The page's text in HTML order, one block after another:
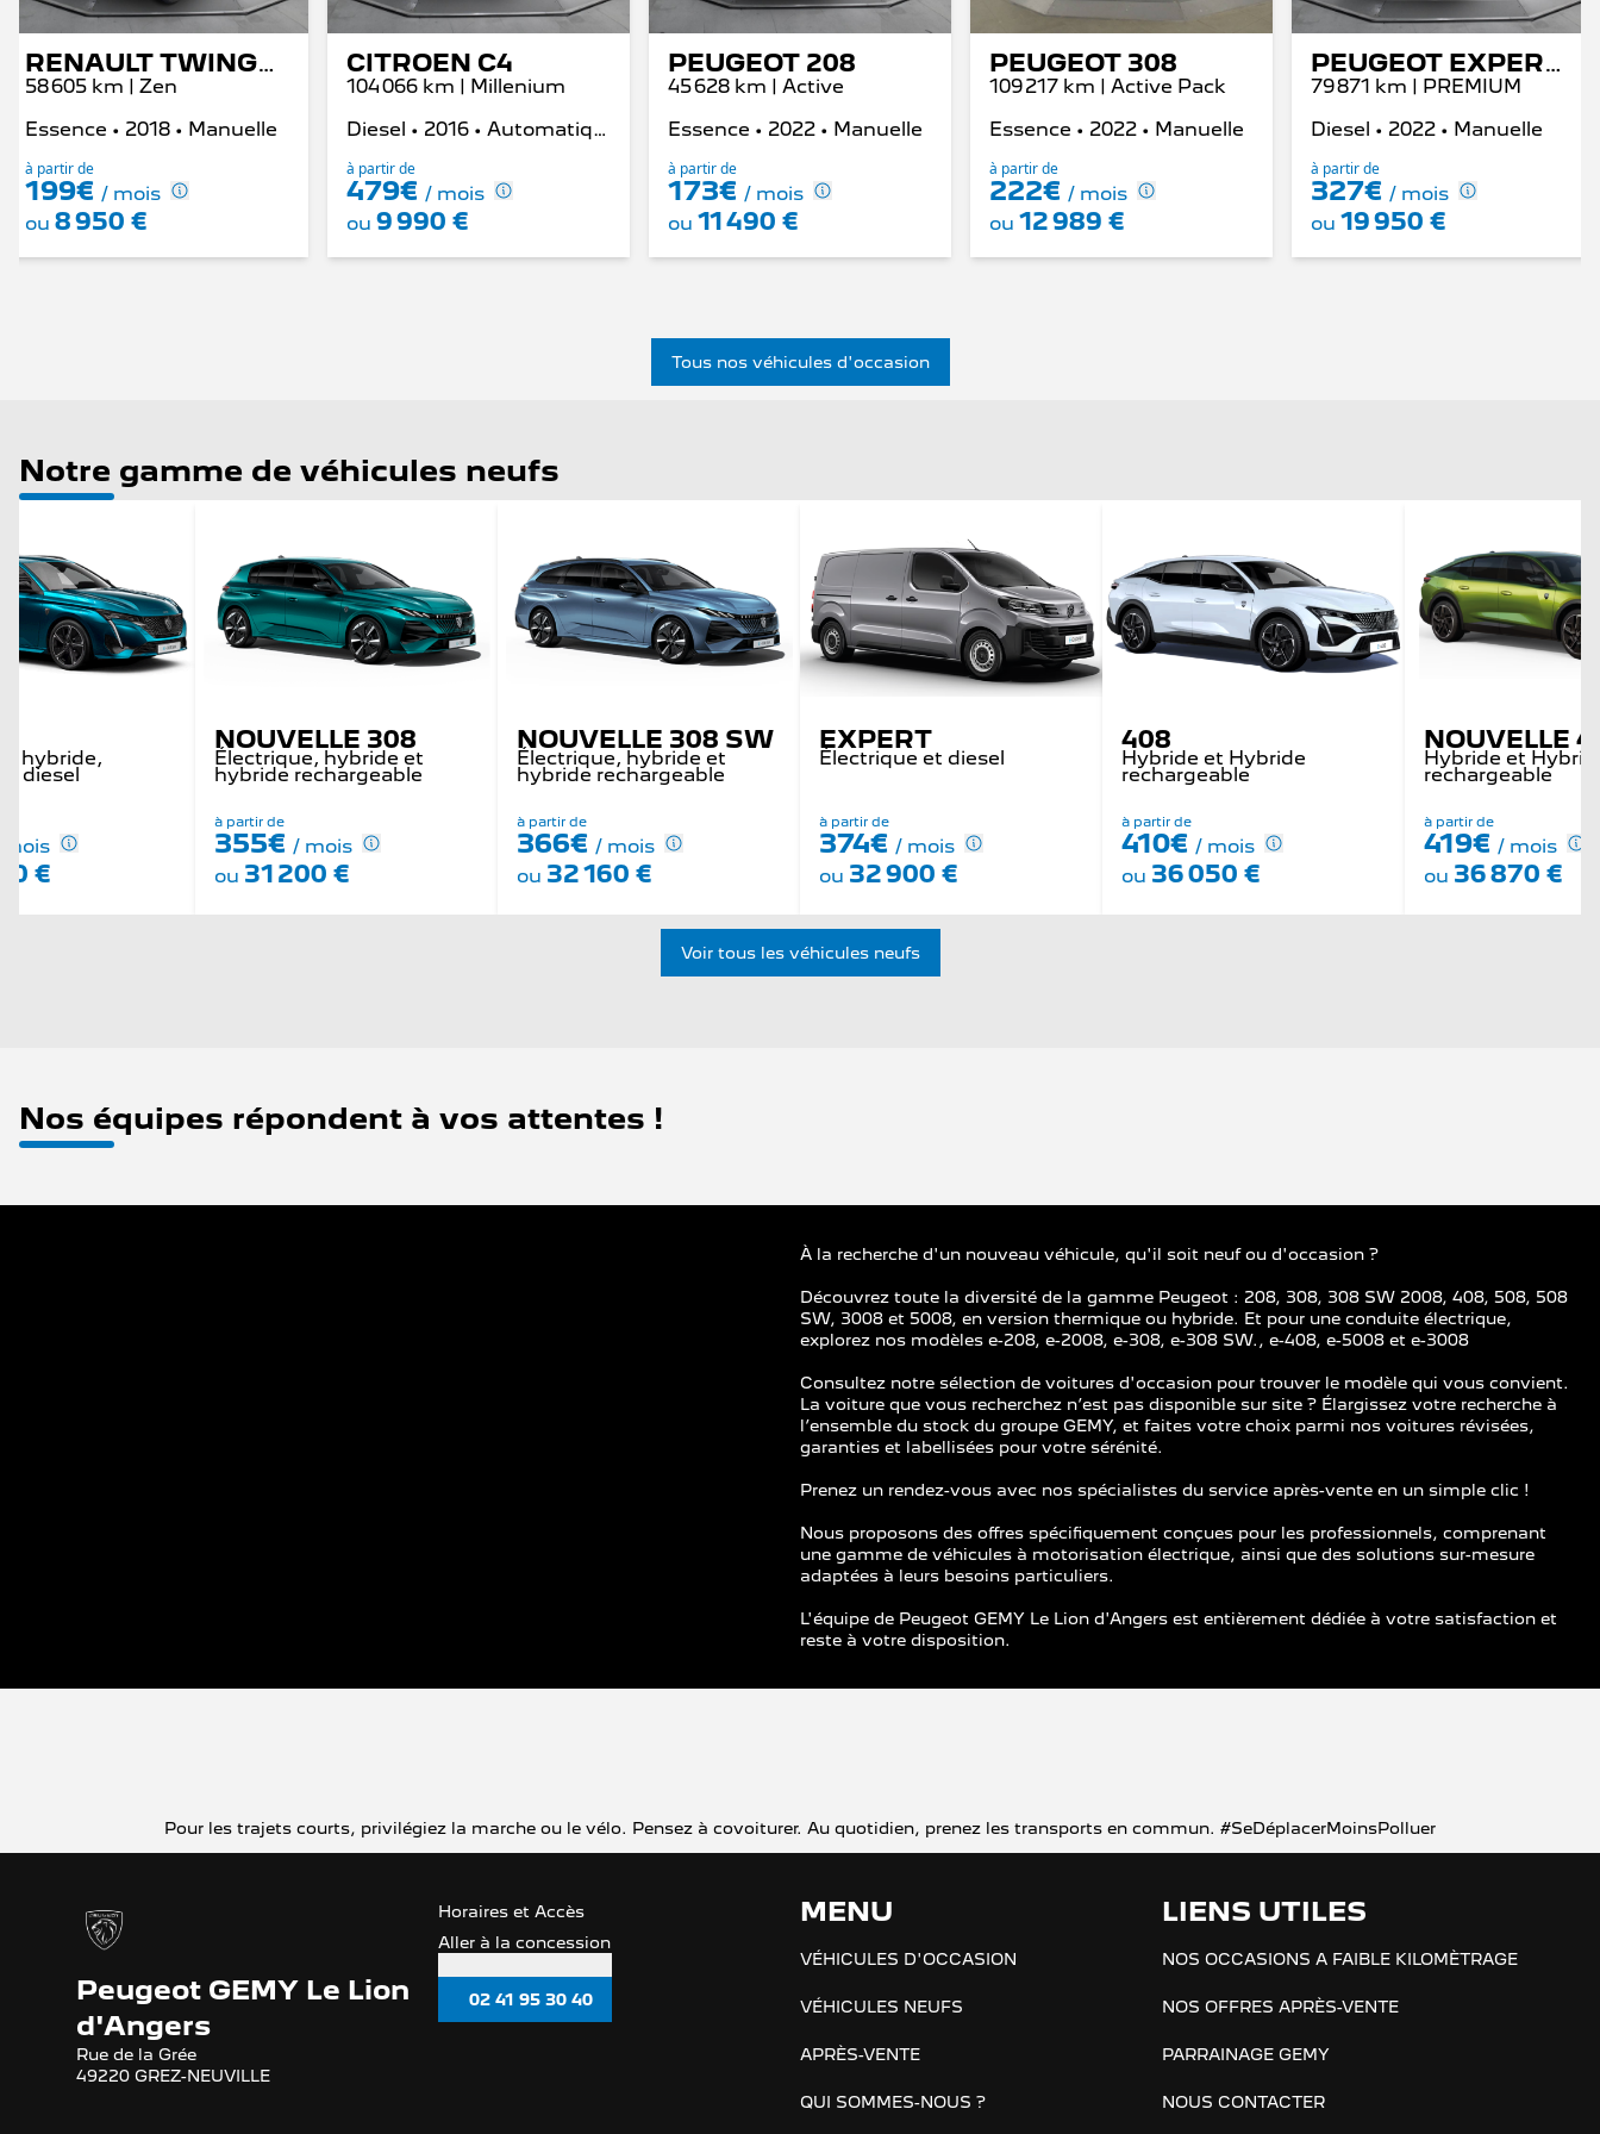
RENAULT TWINGO III
58 605 km | Zen
Essence • 2018 • Manuelle
à partir de
199€ / mois
ou 8 950 €
CITROEN C4
104 066 km | Millenium
Diesel • 2016 • Automatique
à partir de
479€ / mois
ou 9 990 €
PEUGEOT 208
45 628 km | Active
Essence • 2022 • Manuelle
à partir de
173€ / mois
ou 11 490 €
PEUGEOT 308
109 217 km | Active Pack
Essence • 2022 • Manuelle
à partir de
222€ / mois
ou 12 989 €
PEUGEOT EXPERT FOURGON
79 871 km | PREMIUM
Diesel • 2022 • Manuelle
à partir de
327€ / mois
ou 19 950 €
Tous nos véhicules d'occasion
Notre gamme de véhicules neufs
hybride,
diesel
€
NOUVELLE 308
Électrique, hybride et
hybride rechargeable
à partir de
355€ / mois
ou 31 200 €
NOUVELLE 308 SW
Électrique, hybride et
hybride rechargeable
à partir de
366€ / mois
ou 32 160 €
EXPERT
Électrique et diesel
à partir de
374€ / mois
ou 32 900 €
408
Hybride et Hybride
rechargeable
à partir de
410€ / mois
ou 36 050 €
NOUVELLE
Hybride et
rechargeable
à partir de
419€ / mois
ou 36 870 €
Voir tous les véhicules neufs
Nos équipes répondent à vos attentes !
À la recherche d'un nouveau véhicule, qu'il soit neuf ou d'occasion ?
Découvrez toute la diversité de la gamme Peugeot : 208, 308, 308 SW 2008, 408, 508, 508
SW, 3008 et 5008, en version thermique ou hybride. Et pour une conduite électrique,
explorez nos modèles e-208, e-2008, e-308, e-308 SW., e-408, e-5008 et e-3008
Consultez notre sélection de voitures d'occasion pour trouver le modèle qui vous convient.
La voiture que vous recherchez n’est pas disponible sur site ? Élargissez votre recherche à
l’ensemble du stock du groupe GEMY, et faites votre choix parmi nos voitures révisées,
garanties et labellisées pour votre sérénité.
Prenez un rendez-vous avec nos spécialistes du service après-vente en un simple clic !
Nous proposons des offres spécifiquement conçues pour les professionnels, comprenant
une gamme de véhicules à motorisation électrique, ainsi que des solutions sur-mesure
adaptées à leurs besoins particuliers.
L'équipe de Peugeot GEMY Le Lion d'Angers est entièrement dédiée à votre satisfaction et
reste à votre disposition.
Pour les trajets courts, privilégiez la marche ou le vélo. Pensez à covoiturer. Au quotidien, prenez les transports en commun. #SeDéplacerMoinsPolluer
Peugeot GEMY Le Lion
d'Angers
Rue de la Grée
49220 GREZ-NEUVILLE
Horaires et Accès
Aller à la concession
02 41 95 30 40
MENU
VÉHICULES D'OCCASION
VÉHICULES NEUFS
APRÈS-VENTE
QUI SOMMES-NOUS ?
LIENS UTILES
NOS OCCASIONS A FAIBLE KILOMÈTRAGE
NOS OFFRES APRÈS-VENTE
PARRAINAGE GEMY
NOUS CONTACTER